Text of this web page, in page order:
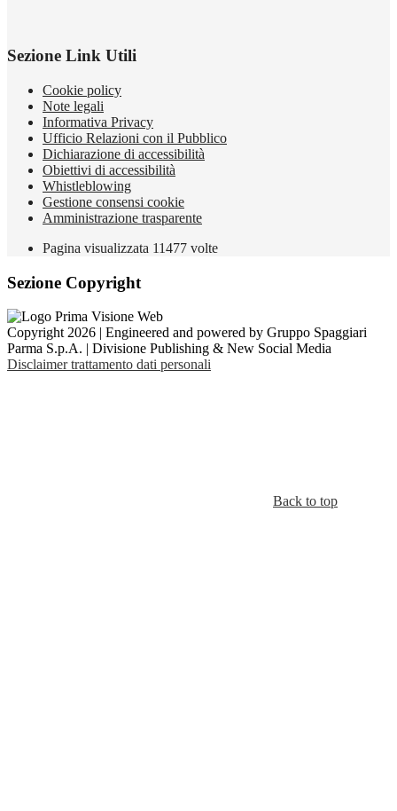
Sezione Link Utili
Cookie policy
Note legali
Informativa Privacy
Ufficio Relazioni con il Pubblico
Dichiarazione di accessibilità
Obiettivi di accessibilità
Whistleblowing
Gestione consensi cookie
Amministrazione trasparente
Pagina visualizzata 11477 volte
Sezione Copyright
Copyright 2026 | Engineered and powered by Gruppo Spaggiari
Parma S.p.A. | Divisione Publishing & New Social Media
Disclaimer trattamento dati personali
Back to top